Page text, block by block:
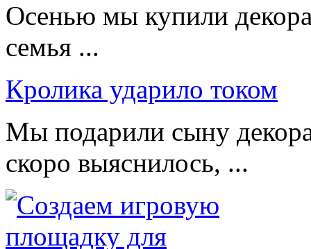
Осенью мы купили
семья ...
Кролика ударило током
Мы подарили сыну
скоро выяснилось, ...